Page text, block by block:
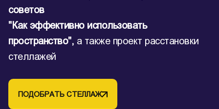
советов
"Как эффективно использовать
пространство", а также проект расстановки
стеллажей
ПОДОБРАТЬ СТЕЛЛАЖ